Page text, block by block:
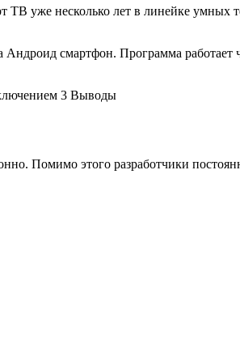
уже несколько лет в линейке умных
смартфон. Программа работает
3 Выводы
Помимо этого разработчики